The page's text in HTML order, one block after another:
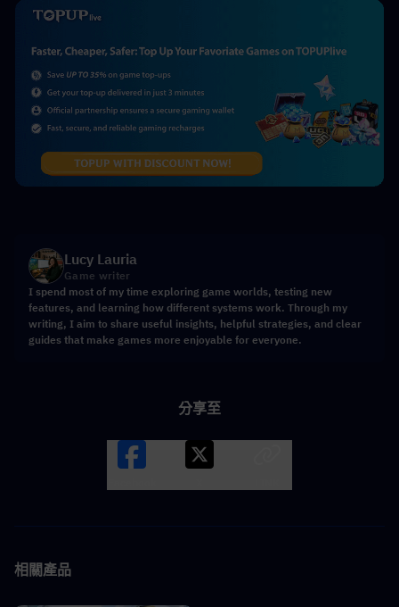
Lucy Lauria
Game writer
I spend most of my time exploring game worlds, testing new
features, and learning how different systems work. Through my
writing, I aim to share useful insights, helpful strategies, and clear
guides that make games more enjoyable for everyone.
分享至
相關產品